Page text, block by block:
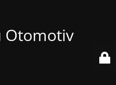
Otomotiv